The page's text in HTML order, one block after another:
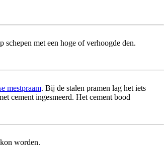
met een hoge of verhoogde den.
mestpraam. Bij de stalen pramen lag het iets
cement ingesmeerd. Het cement bood
worden.